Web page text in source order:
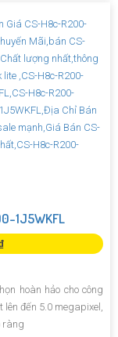
1J5WKFL
hoàn hảo cho công
đến 5.0 megapixel,
ràng